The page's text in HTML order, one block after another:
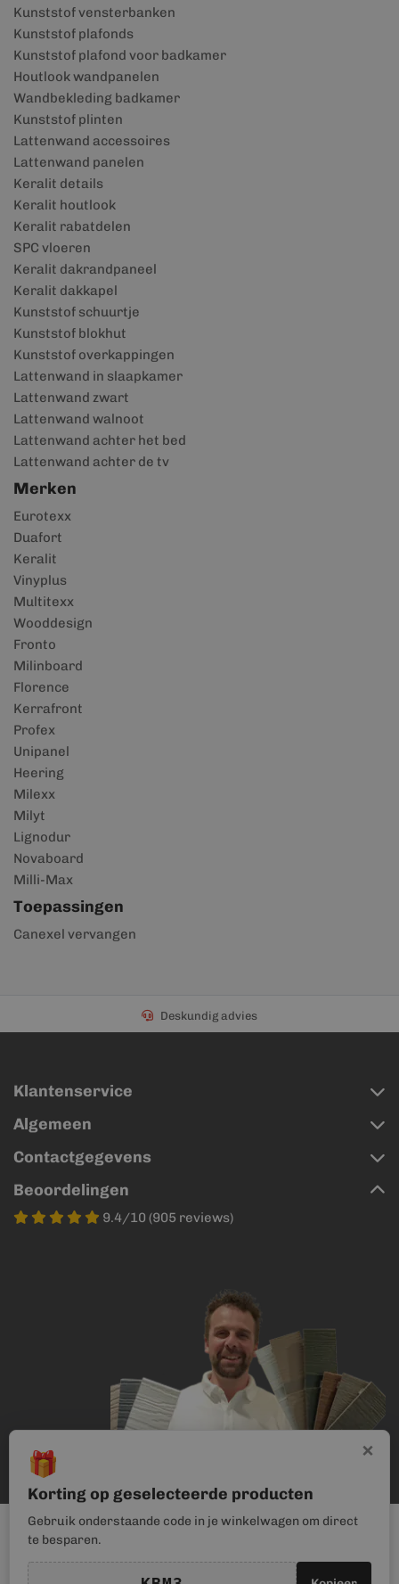
Kunststof vensterbanken
Kunststof plafonds
Kunststof plafond voor badkamer
Houtlook wandpanelen
Wandbekleding badkamer
Kunststof plinten
Lattenwand accessoires
Lattenwand panelen
Keralit details
Keralit houtlook
Keralit rabatdelen
SPC vloeren
Keralit dakrandpaneel
Keralit dakkapel
Kunststof schuurtje
Kunststof blokhut
Kunststof overkappingen
Lattenwand in slaapkamer
Lattenwand zwart
Lattenwand walnoot
Lattenwand achter het bed
Lattenwand achter de tv
Merken
Eurotexx
Duafort
Keralit
Vinyplus
Multitexx
Wooddesign
Fronto
Milinboard
Florence
Kerrafront
Profex
Unipanel
Heering
Milexx
Milyt
Lignodur
Novaboard
Milli-Max
Toepassingen
Canexel vervangen
Deskundig advies
Klantenservice
Algemeen
Contactgegevens
Beoordelingen
9.4/10 (905 reviews)
×
🎁
Korting op geselecteerde producten
Gebruik onderstaande code in je winkelwagen om direct
te besparen.